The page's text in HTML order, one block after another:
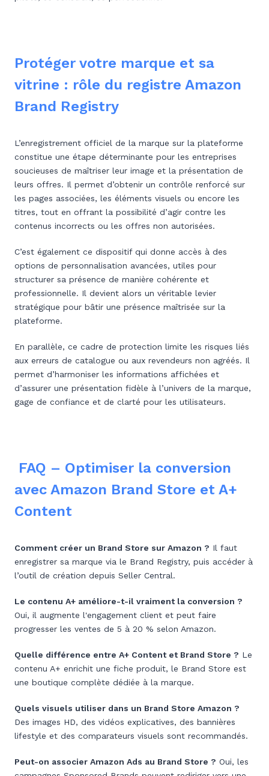
Protéger votre marque et sa
vitrine : rôle du registre Amazon
Brand Registry
L’enregistrement officiel de la marque sur la plateforme
constitue une étape déterminante pour les entreprises
soucieuses de maîtriser leur image et la présentation de
leurs offres. Il permet d’obtenir un contrôle renforcé sur
les pages associées, les éléments visuels ou encore les
titres, tout en offrant la possibilité d’agir contre les
contenus incorrects ou les offres non autorisées.
C’est également ce dispositif qui donne accès à des
options de personnalisation avancées, utiles pour
structurer sa présence de manière cohérente et
professionnelle. Il devient alors un véritable levier
stratégique pour bâtir une présence maîtrisée sur la
plateforme.
En parallèle, ce cadre de protection limite les risques liés
aux erreurs de catalogue ou aux revendeurs non agréés. Il
permet d’harmoniser les informations affichées et
d’assurer une présentation fidèle à l’univers de la marque,
gage de confiance et de clarté pour les utilisateurs.
FAQ – Optimiser la conversion
avec Amazon Brand Store et A+
Content
Comment créer un Brand Store sur Amazon ? Il faut
enregistrer sa marque via le Brand Registry, puis accéder à
l’outil de création depuis Seller Central.
Le contenu A+ améliore-t-il vraiment la conversion ?
Oui, il augmente l'engagement client et peut faire
progresser les ventes de 5 à 20 % selon Amazon.
Quelle différence entre A+ Content et Brand Store ? Le
contenu A+ enrichit une fiche produit, le Brand Store est
une boutique complète dédiée à la marque.
Quels visuels utiliser dans un Brand Store Amazon ?
Des images HD, des vidéos explicatives, des bannières
lifestyle et des comparateurs visuels sont recommandés.
Peut-on associer Amazon Ads au Brand Store ? Oui, les